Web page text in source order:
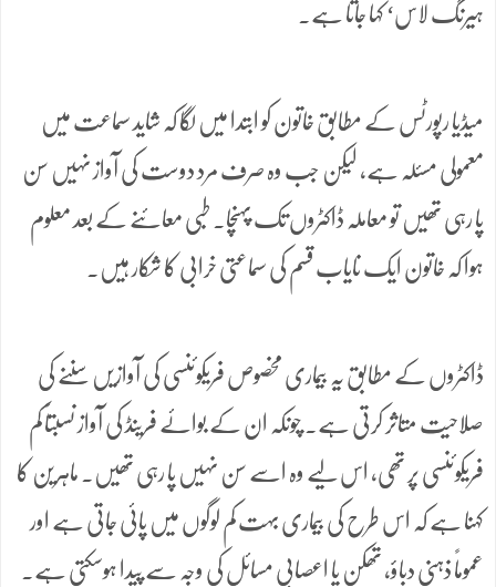
ہیرنگ لاس‘ کہا جاتا ہے۔
میڈیا رپورٹس کے مطابق خاتون کو ابتدا میں لگا کہ شاید سماعت میں
معمولی مسئلہ ہے، لیکن جب وہ صرف مرد دوست کی آواز نہیں سن
پا رہی تھیں تو معاملہ ڈاکٹروں تک پہنچا۔ طبی معائنے کے بعد معلوم
ہوا کہ خاتون ایک نایاب قسم کی سماعتی خرابی کا شکار ہیں۔
ڈاکٹروں کے مطابق یہ بیماری مخصوص فریکوئنسی کی آوازیں سننے کی
صلاحیت متاثر کرتی ہے۔ چونکہ ان کے بوائے فرینڈ کی آواز نسبتاً کم
فریکوئنسی پر تھی، اس لیے وہ اسے سن نہیں پا رہی تھیں۔ ماہرین کا
کہنا ہے کہ اس طرح کی بیماری بہت کم لوگوں میں پائی جاتی ہے اور
عموماً ذہنی دباؤ، تھکن یا اعصابی مسائل کی وجہ سے پیدا ہوسکتی ہے۔